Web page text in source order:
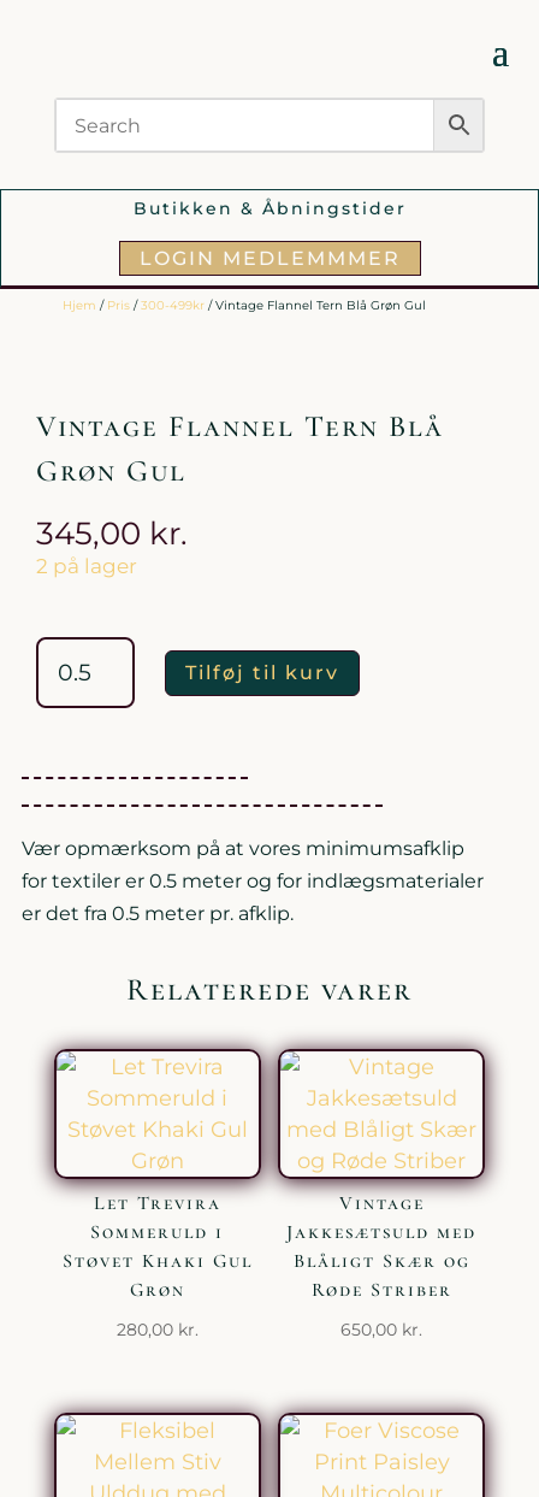
Butikken & Åbningstider
LOGIN MEDLEMMMER
Hjem / Pris/300-499kr/ Vintage Flannel Tern Blå Grøn Gul
Vintage Flannel Tern Blå
Grøn Gul
345,00 kr.
2 på lager
Vintage
Flannel
Tern
Blå
Grøn
antal
Tilføj til kurv
Vær opmærksom på at vores minimumsafklip
for textiler er 0.5 meter og for indlægsmaterialer
er det fra 0.5 meter pr. afklip.
Relaterede varer
Let Trevira
Sommeruld i
Støvet Khaki Gul
Grøn
280,00 kr.
Vintage
Jakkesætsuld med
Blåligt Skær og
Røde Striber
650,00 kr.